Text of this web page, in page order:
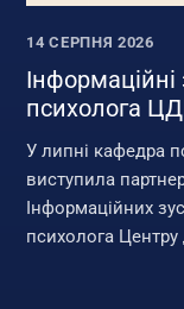
14 СЕРПНЯ 2026
Інформаційні
психолога
У липні кафедра
виступила
Інформаційних
психолога